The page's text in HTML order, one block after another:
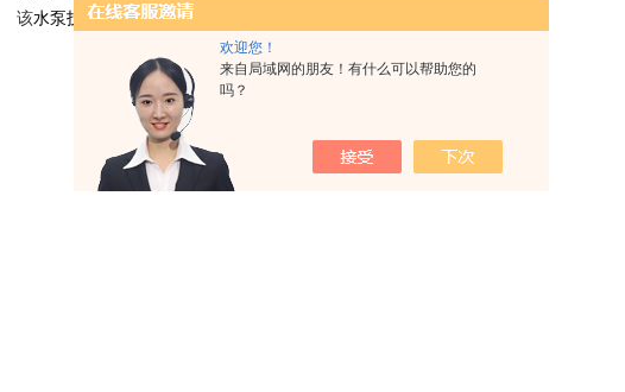
欢迎您！
来自局域网的朋友！有什么可以帮助您的
吗？
该水泵技术文章由博禹创，我们是专业的